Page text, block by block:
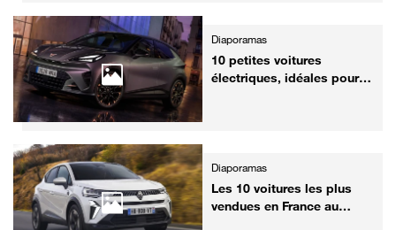
Diaporamas
10 petites voitures
électriques, idéales pour la
Diaporamas
Les 10 voitures les plus
vendues en France au